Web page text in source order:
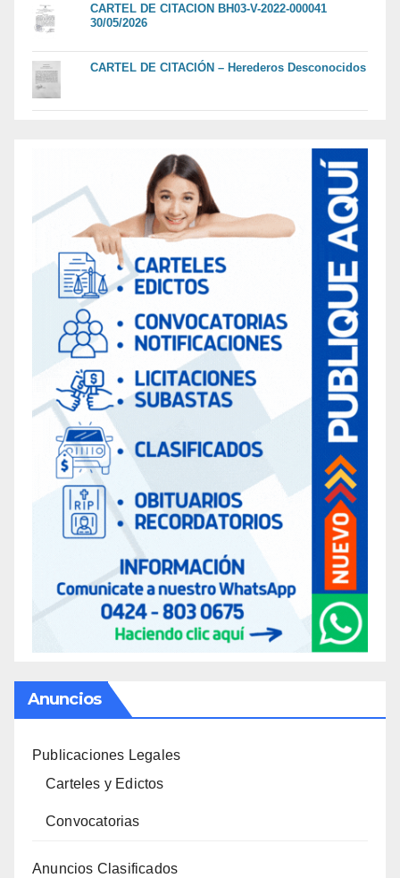
CARTEL DE CITACION BH03-V-2022-000041
30/05/2026
CARTEL DE CITACIÓN – Herederos Desconocidos
Anuncios
Publicaciones Legales
Carteles y Edictos
Convocatorias
Anuncios Clasificados